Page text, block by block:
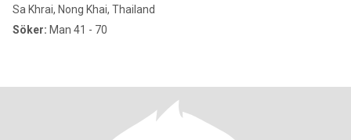
Sa Khrai, Nong Khai, Thailand
Söker: Man 41 - 70